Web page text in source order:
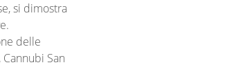
si dimostra
delle
San